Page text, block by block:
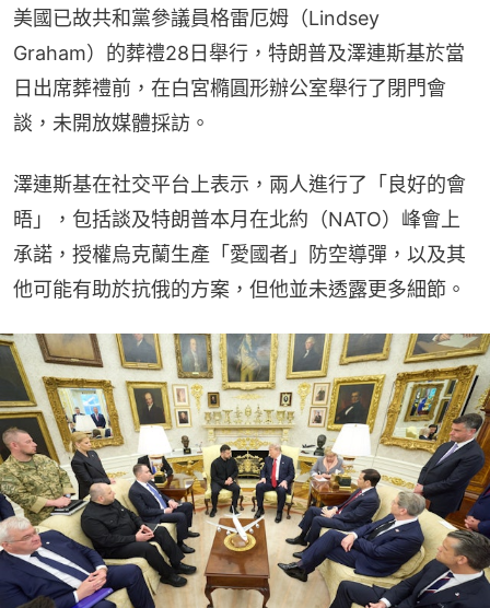
美國已故共和黨參議員格雷厄姆（Lindsey
Graham）的葬禮28日舉行，特朗普及澤連斯基於當
日出席葬禮前，在白宮橢圓形辦公室舉行了閉門會
談，未開放媒體採訪。
澤連斯基在社交平台上表示，兩人進行了「良好的會
晤」，包括談及特朗普本月在北約（NATO）峰會上
承諾，授權烏克蘭生產「愛國者」防空導彈，以及其
他可能有助於抗俄的方案，但他並未透露更多細節。